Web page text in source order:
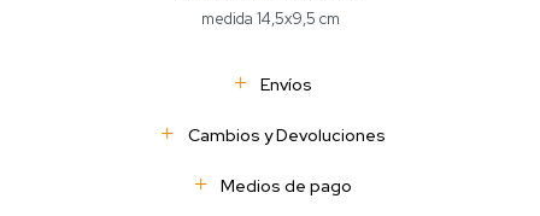
medida 14,5x9,5 cm
Envíos
Cambios y Devoluciones
Medios de pago